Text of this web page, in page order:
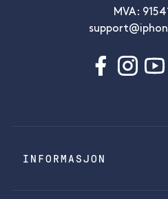
MVA:
INFORMASJON